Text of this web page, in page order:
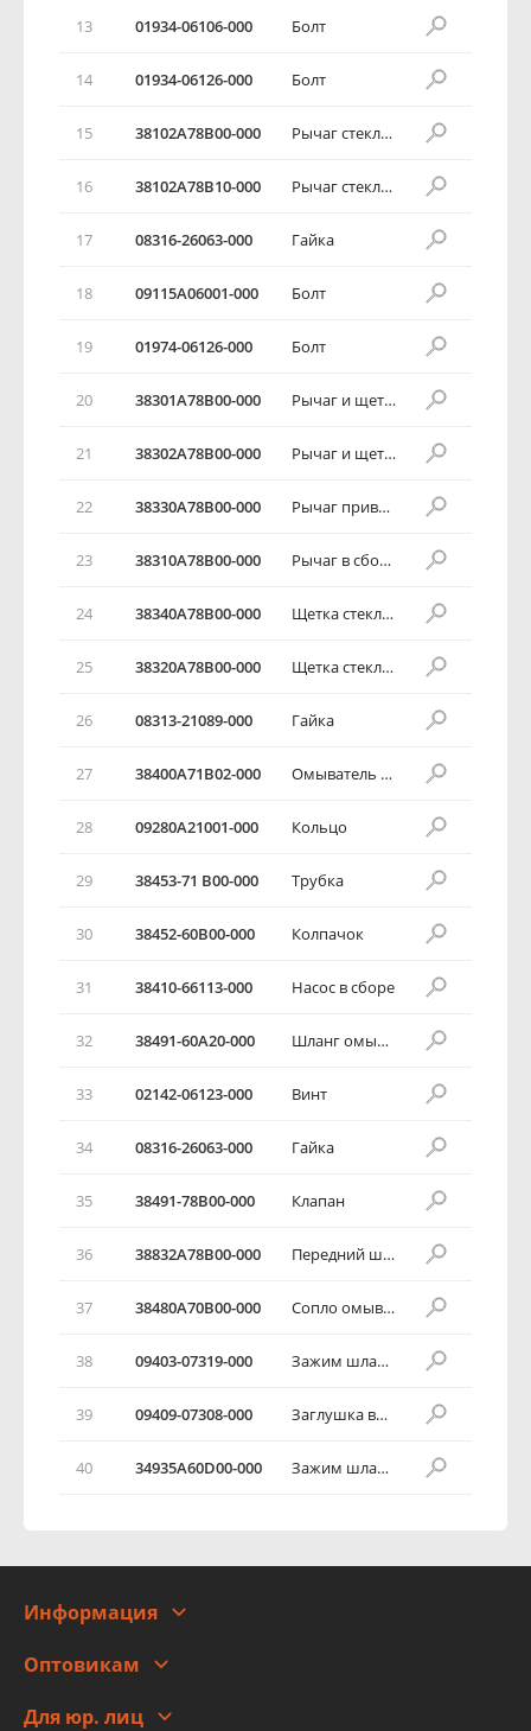
13 01934-06106-000 Болт
14 01934-06126-000 Болт
15 38102А78В00-000 Рычаг стеклоочистителя в сборе
16 38102А78В10-000 Рычаг стеклоочистителя в сборе
17 08316-26063-000 Гайка
18 09115А06001-000 Болт
19 01974-06126-000 Болт
20 38301А78В00-000 Рычаг и щетка стеклоочистителя
21 38302А78В00-000 Рычаг и щетка стеклоочистителя
22 38330А78В00-000 Рычаг привода в сборе
23 38310А78В00-000 Рычаг в сборе
24 38340А78В00-000 Щетка стеклоочистителя в сборе
25 38320А78В00-000 Щетка стеклоочистителя в сборе
26 08313-21089-000 Гайка
27 38400А71В02-000 Омыватель ветрового стекла
28 09280А21001-000 Кольцо
29 38453-71 В00-000 Трубка
30 38452-60В00-000 Колпачок
31 38410-66113-000 Насос в сборе
32 38491-60А20-000 Шланг омывателя
33 02142-06123-000 Винт
34 08316-26063-000 Гайка
35 38491-78В00-000 Клапан
36 38832А78В00-000 Передний шланг омывателя
37 38480А70В00-000 Сопло омывателя в сборе
38 09403-07319-000 Зажим шланга
39 09409-07308-000 Заглушка впускного отверстия
40 34935А60D00-000 Зажим шланга №1
Информация
Адреса
Новости
Оптовикам
Для юр. лиц